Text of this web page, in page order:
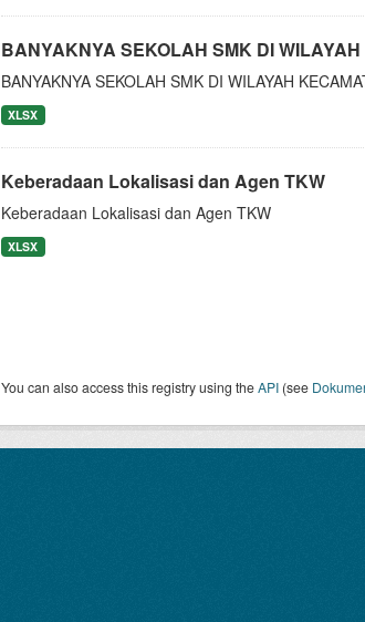
BANYAKNYA SEKOLAH SMK DI
BANYAKNYA SEKOLAH SMK DI WILAYAH
XLSX
Keberadaan Lokalisasi dan Agen TKW
Keberadaan Lokalisasi dan Agen TKW
XLSX
You can also access this registry using theAPI(see